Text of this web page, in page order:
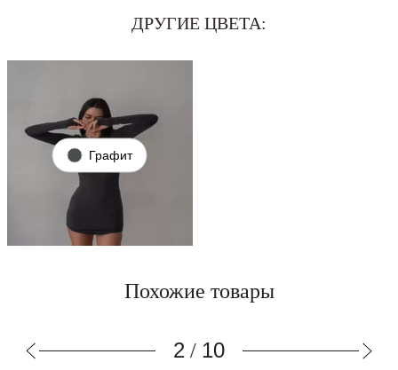
ДРУГИЕ ЦВЕТА:
Графит
Похожие товары
2 / 10